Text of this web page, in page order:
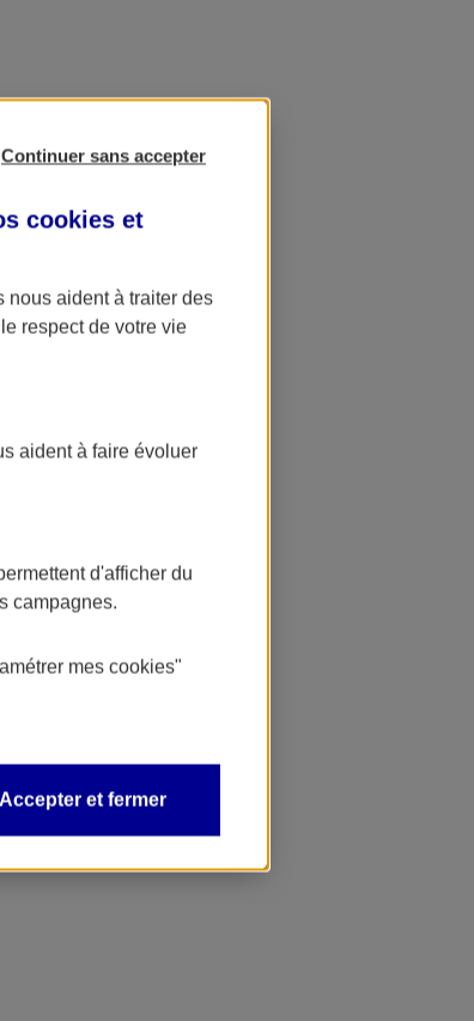
Continuer sans accepter
cookies et
nous aident à traiter des
respect de votre vie
aident à faire évoluer
d'afficher du
campagnes.
mes cookies"
Accepter et fermer